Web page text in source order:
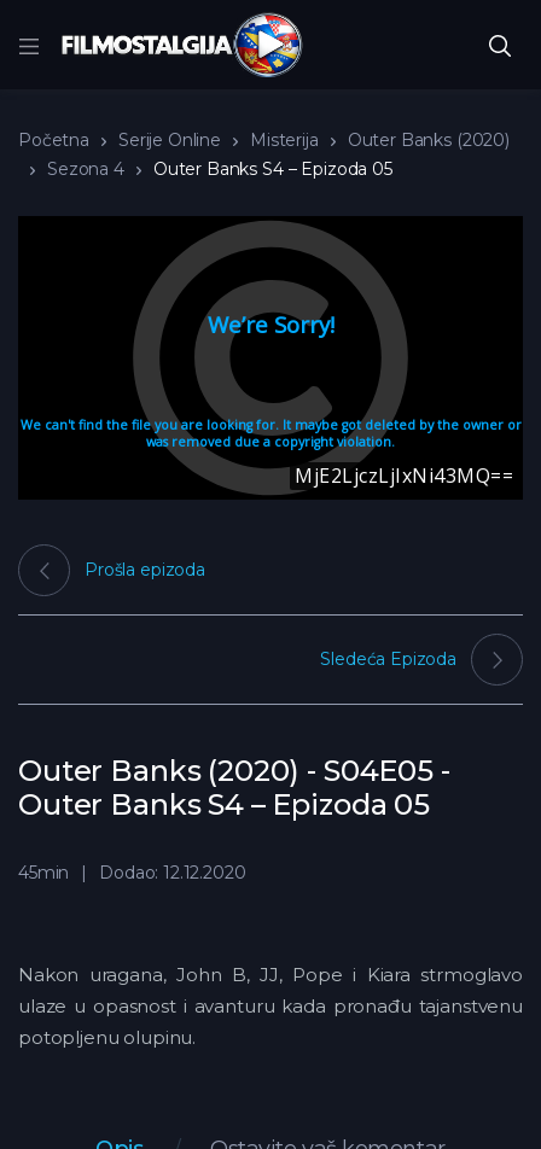
Početna Serije Online Misterija
Outer Banks (2020)
Sezona 4
Outer Banks S4 – Epizoda 05
Outer Banks (2020) - S04E05 -
Outer Banks S4 – Epizoda 05
Prošla epizoda
Sledeća Epizoda
45min Dodao: 12.12.2020
Nakon uragana, John B, JJ, Pope i Kiara strmoglavo
ulaze u opasnost i avanturu kada pronađu tajanstvenu
potopljenu olupinu.